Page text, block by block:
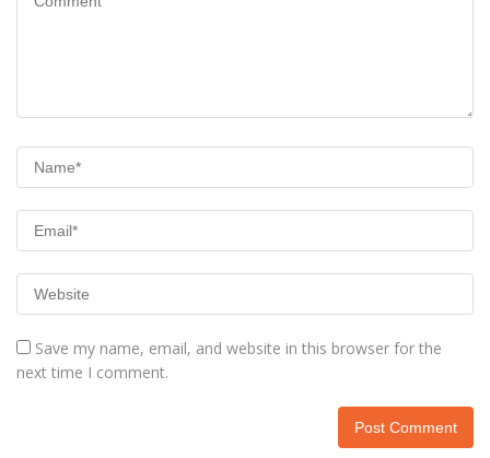
Save my name, email, and website in this browser for the
next time I comment.